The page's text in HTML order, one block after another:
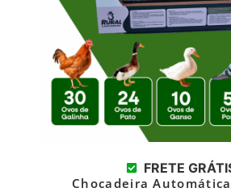
FRETE
Chocadeira